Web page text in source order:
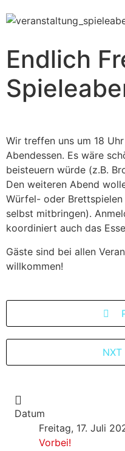
Endlich
Wir treffen uns um 18
Abendessen. Es wäre
beisteuern würde (z.B.
Den weiteren Abend
Würfel- oder
selbst mitbringen).
koordiniert auch das
Gäste sind bei allen
willkommen!
Datum
Freitag, 17. Juli
Vorbei!